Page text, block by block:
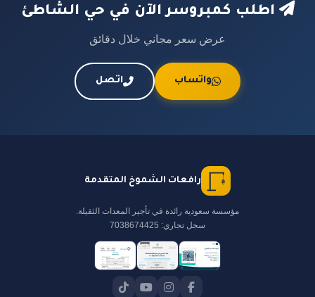
اطلب كمبروسر الآن في حي الشاطئ
عرض سعر مجاني خلال دقائق
واتساب اتصل
رافعات الشموخ المتقدمة
مؤسسة سعودية رائدة في تأجير المعدات الثقيلة.
سجل تجاري: 7038674425